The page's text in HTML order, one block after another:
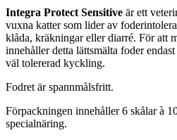
Integra Protect Sensitive är ett
vuxna katter som lider av
klåda, kräkningar eller diarré. För att
innehåller detta lättsmälta foder
väl tolererad kyckling.
Fodret är spannmålsfritt.
Förpackningen innehåller 6 skålar à
specialnäring.